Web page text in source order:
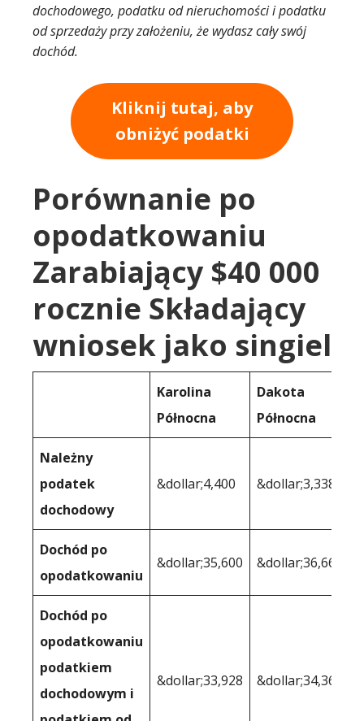
dochodowego, podatku od nieruchomości i podatku
od sprzedaży przy założeniu, że wydasz cały swój
dochód.
Kliknij tutaj, aby
obniżyć podatki
Porównanie po
opodatkowaniu
Zarabiający $40 000
rocznie Składający
wniosek jako singiel
Karolina
Północna
Dakota
Północna
Należny
podatek
dochodowy
&dollar;4,400 &dollar;3,338
Dochód po
opodatkowaniu
&dollar;35,600 &dollar;36,662
Dochód po
opodatkowaniu
podatkiem
dochodowym i
&dollar;33,928 &dollar;34,362